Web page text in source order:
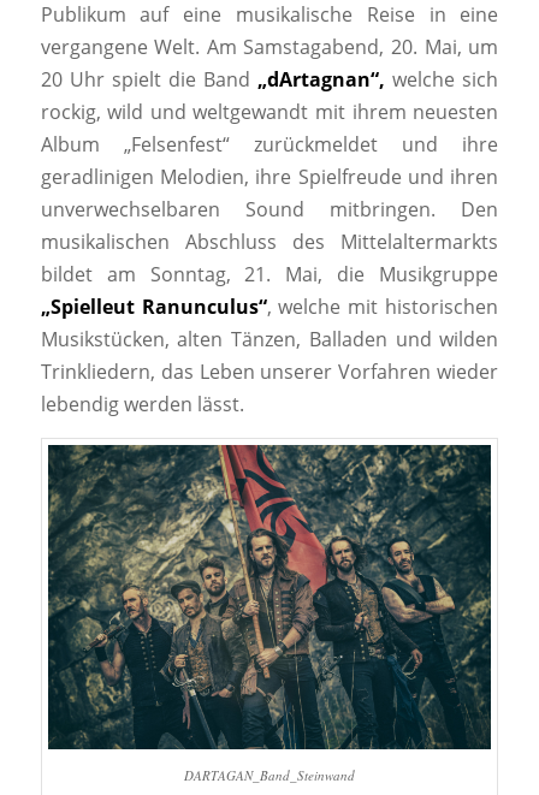
Publikum auf eine musikalische Reise in eine
vergangene Welt. Am Samstagabend, 20. Mai, um
20 Uhr spielt die Band „dArtagnan“,welche sich
rockig, wild und weltgewandt mit ihrem neuesten
Album „Felsenfest“ zurückmeldet und ihre
geradlinigen Melodien, ihre Spielfreude und ihren
unverwechselbaren Sound mitbringen. Den
musikalischen Abschluss des Mittelaltermarkts
bildet am Sonntag, 21. Mai, die Musikgruppe
„Spielleut Ranunculus“, welche mit historischen
Musikstücken, alten Tänzen, Balladen und wilden
Trinkliedern, das Leben unserer Vorfahren wieder
lebendig werden lässt.
DARTAGAN_Band_Steinwand